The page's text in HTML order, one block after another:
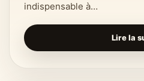
indispensable à…
Lire la